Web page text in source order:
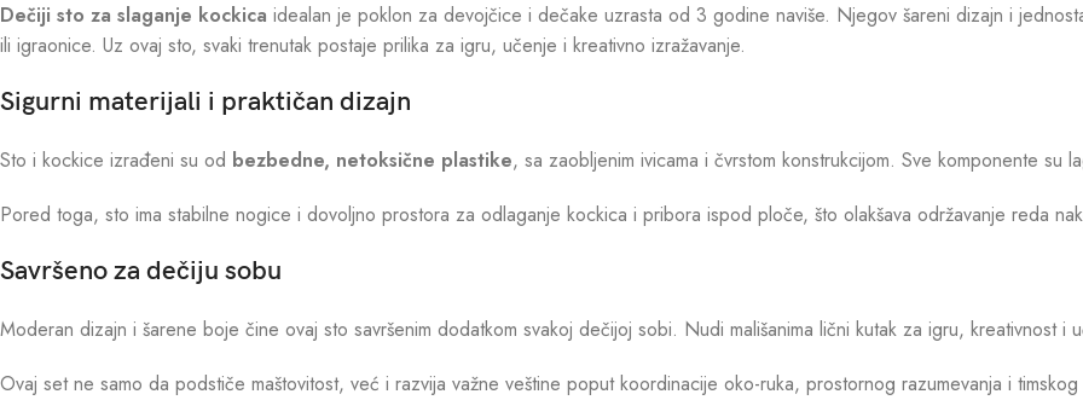
Dečiji sto za slaganje kockica idealan je poklon za devojčice i dečake uzrasta od 3 godine naviše. Njegov šareni dizajn i
ili igraonice. Uz ovaj sto, svaki trenutak postaje prilika za igru, učenje i kreativno izražavanje.
Sigurni materijali i praktičan dizajn
Sto i kockice izrađeni su od bezbedne, netoksične plastike, sa zaobljenim ivicama i čvrstom konstrukcijom. Sve komponente
Pored toga, sto ima stabilne nogice i dovoljno prostora za odlaganje kockica i pribora ispod ploče, što olakšava održavanje reda
Savršeno za dečiju sobu
Moderan dizajn i šarene boje čine ovaj sto savršenim dodatkom svakoj dečijoj sobi. Nudi mališanima lični kutak za igru, kreativnost i
Ovaj set ne samo da podstiče maštovitost, već i razvija važne veštine poput koordinacije oko-ruka, prostornog razumevanja i